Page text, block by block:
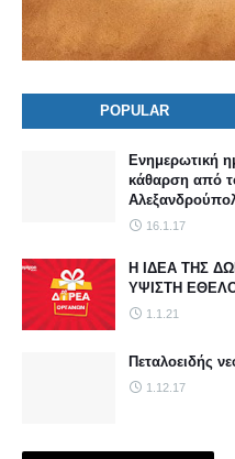
POPULAR
Ενημερωτική
κάθαρση από
16.1.17
Η ΙΔΕΑ ΤΗΣ
ΥΨΙΣΤΗ
1.1.21
Πεταλοειδής
1.12.17